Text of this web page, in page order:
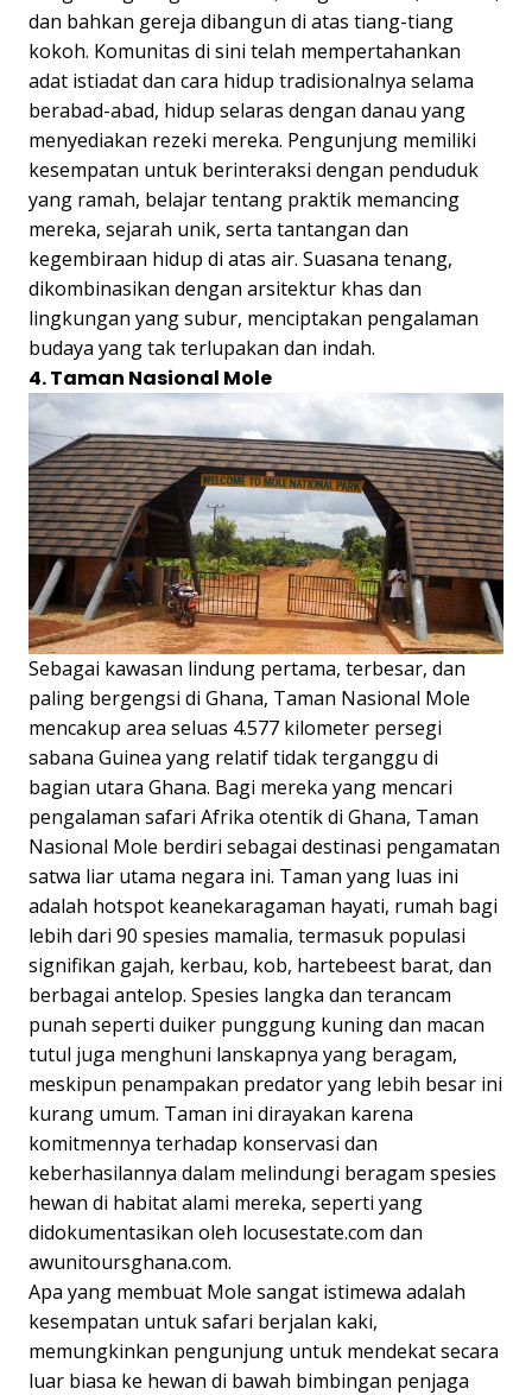
dan bahkan gereja dibangun di atas tiang-tiang
kokoh. Komunitas di sini telah mempertahankan
adat istiadat dan cara hidup tradisionalnya selama
berabad-abad, hidup selaras dengan danau yang
menyediakan rezeki mereka. Pengunjung memiliki
kesempatan untuk berinteraksi dengan penduduk
yang ramah, belajar tentang praktik memancing
mereka, sejarah unik, serta tantangan dan
kegembiraan hidup di atas air. Suasana tenang,
dikombinasikan dengan arsitektur khas dan
lingkungan yang subur, menciptakan pengalaman
budaya yang tak terlupakan dan indah.
4. Taman Nasional Mole
Sebagai kawasan lindung pertama, terbesar, dan
paling bergengsi di Ghana, Taman Nasional Mole
mencakup area seluas 4.577 kilometer persegi
sabana Guinea yang relatif tidak terganggu di
bagian utara Ghana. Bagi mereka yang mencari
pengalaman safari Afrika otentik di Ghana, Taman
Nasional Mole berdiri sebagai destinasi pengamatan
satwa liar utama negara ini. Taman yang luas ini
adalah hotspot keanekaragaman hayati, rumah bagi
lebih dari 90 spesies mamalia, termasuk populasi
signifikan gajah, kerbau, kob, hartebeest barat, dan
berbagai antelop. Spesies langka dan terancam
punah seperti duiker punggung kuning dan macan
tutul juga menghuni lanskapnya yang beragam,
meskipun penampakan predator yang lebih besar ini
kurang umum. Taman ini dirayakan karena
komitmennya terhadap konservasi dan
keberhasilannya dalam melindungi beragam spesies
hewan di habitat alami mereka, seperti yang
didokumentasikan oleh locusestate.com dan
awunitoursghana.com.
Apa yang membuat Mole sangat istimewa adalah
kesempatan untuk safari berjalan kaki,
memungkinkan pengunjung untuk mendekat secara
luar biasa ke hewan di bawah bimbingan penjaga